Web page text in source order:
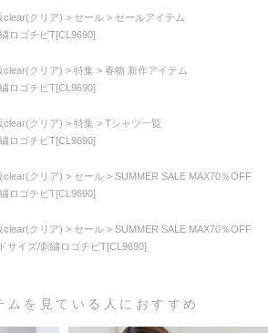
clear(クリア) セール
セールアイテム
ロゴチビT[CL9690]
clear(クリア) 特集
春物 新作アイテム
ロゴチビT[CL9690]
clear(クリア) 特集
Tシャツ一覧
ロゴチビT[CL9690]
clear(クリア) セール
SUMMER SALE MAX70％OFF
ロゴチビT[CL9690]
clear(クリア) セール
SUMMER SALE MAX70％OFF
サイズ/刺繍ロゴチビT[CL9690]
ムを見ている人におすすめ